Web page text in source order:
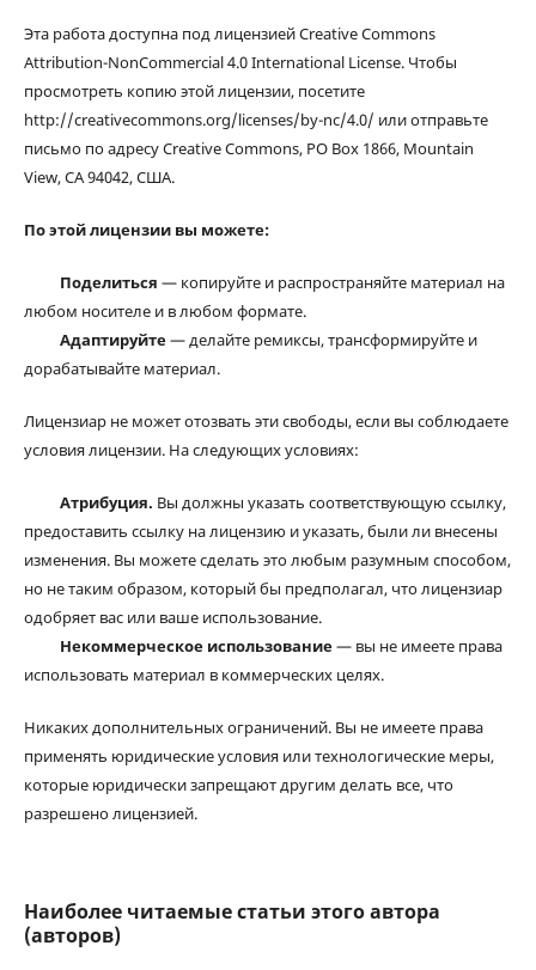
Эта работа доступна под лицензией Creative Commons
Attribution-NonCommercial 4.0 International License. Чтобы
просмотреть копию этой лицензии, посетите
http://creativecommons.org/licenses/by-nc/4.0/ или отправьте
письмо по адресу Creative Commons, PO Box 1866, Mountain
View, CA 94042, США.
По этой лицензии вы можете:
Поделиться — копируйте и распространяйте материал на
любом носителе и в любом формате.
Адаптируйте— делайте ремиксы, трансформируйте и
дорабатывайте материал.
Лицензиар не может отозвать эти свободы, если вы соблюдаете
условия лицензии. На следующих условиях:
Атрибуция. Вы должны указать соответствующую ссылку,
предоставить ссылку на лицензию и указать, были ли внесены
изменения. Вы можете сделать это любым разумным способом,
но не таким образом, который бы предполагал, что лицензиар
одобряет вас или ваше использование.
Некоммерческое использование— вы не имеете права
использовать материал в коммерческих целях.
Никаких дополнительных ограничений. Вы не имеете права
применять юридические условия или технологические меры,
которые юридически запрещают другим делать все, что
разрешено лицензией.
Наиболее читаемые статьи этого автора
(авторов)